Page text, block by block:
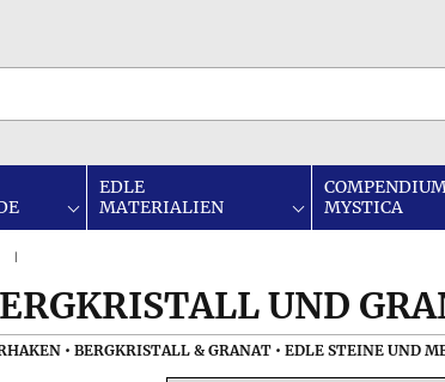
EDLE
MATERIALIEN
MYSTICA
I
UND
• BERGKRISTALL & GRANAT • EDLE STEINE UND